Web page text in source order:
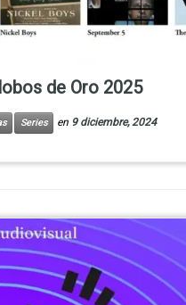
de Oro 2025
Series en 9 diciembre, 2024